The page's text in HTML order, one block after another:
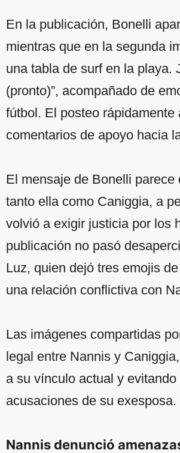
En la publicación, Bonelli
mientras que en la segunda
una tabla de surf en la playa.
(pronto)”, acompañado de
fútbol. El posteo rápidamente
comentarios de apoyo hacia
El mensaje de Bonelli
tanto ella como Caniggia, a
volvió a exigir justicia por los
publicación no pasó
Luz, quien dejó tres emojis
una relación conflictiva con
Las imágenes compartidas
legal entre Nannis y
a su vínculo actual y
acusaciones de su exesposa.
Nannis denunció